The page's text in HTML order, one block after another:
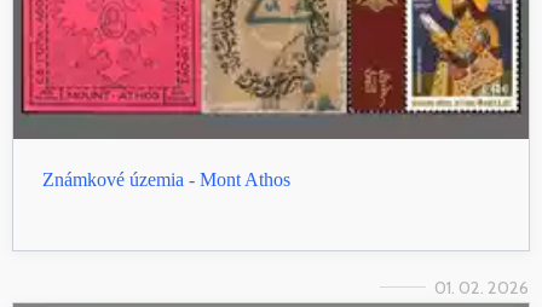
Známkové územia - Mont Athos
01. 02. 2026